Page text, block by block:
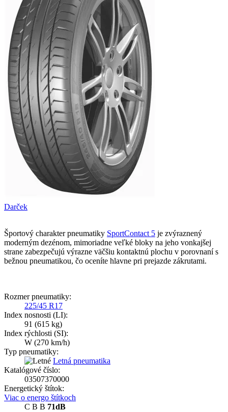
Darček
Športový charakter pneumatiky SportContact 5 je zvýraznený
moderným dezénom, mimoriadne veľké bloky na jeho vonkajšej
strane zabezpečujú výrazne väčšiu kontaktnú plochu v porovnaní s
bežnou pneumatikou, čo oceníte hlavne pri prejazde zákrutami.
Rozmer pneumatiky:
225/45 R17
Index nosnosti (LI):
91 (615 kg)
Index rýchlosti (SI):
W (270 km/h)
Typ pneumatiky:
Letná pneumatika
Katalógové číslo:
03507370000
Energetický štítok:
Viac o energo štítkoch
C B B 71dB